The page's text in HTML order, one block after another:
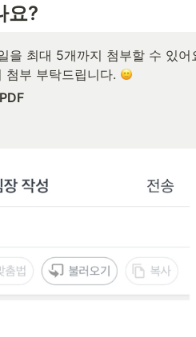
요?
을 최대 5개까지 첨부할 수 있어
부 부탁드립니다.